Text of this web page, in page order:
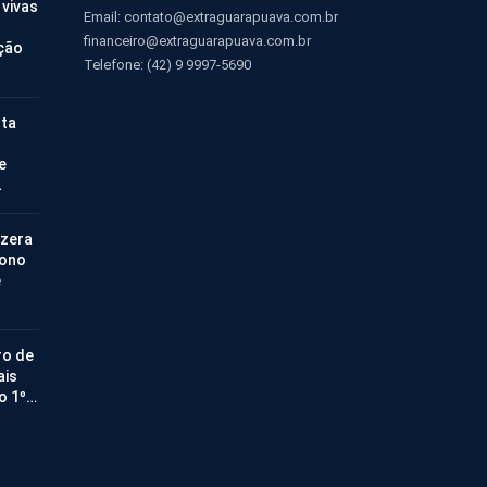
de
1º…
Email: contato@extraguarapuava.com.br
financeiro@extraguarapuava.com.br
Telefone: (42) 9 9997-5690